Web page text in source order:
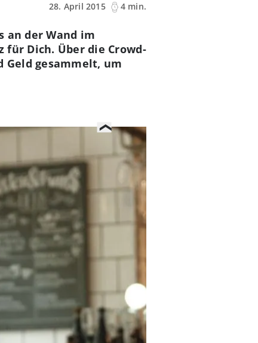
28. April 2015
4 min.
an der Wand im
Dich. Über die Crowd-
gesammelt, um